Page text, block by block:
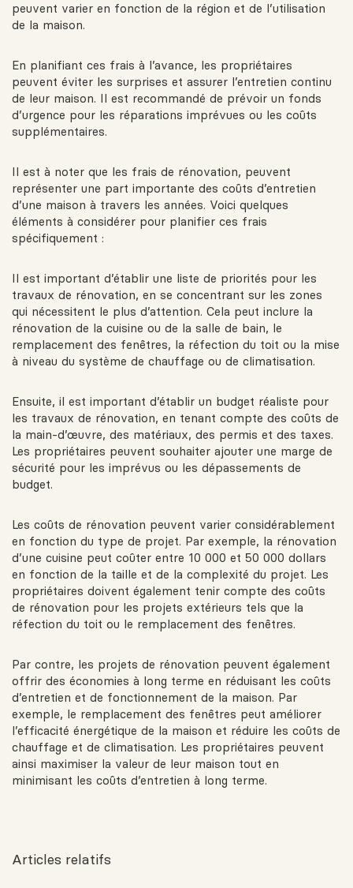
peuvent varier en fonction de la région et de l’utilisation
de la maison.
En planifiant ces frais à l’avance, les propriétaires
peuvent éviter les surprises et assurer l’entretien continu
de leur maison. Il est recommandé de prévoir un fonds
d’urgence pour les réparations imprévues ou les coûts
supplémentaires.
Il est à noter que les frais de rénovation, peuvent
représenter une part importante des coûts d’entretien
d’une maison à travers les années. Voici quelques
éléments à considérer pour planifier ces frais
spécifiquement :
Il est important d’établir une liste de priorités pour les
travaux de rénovation, en se concentrant sur les zones
qui nécessitent le plus d’attention. Cela peut inclure la
rénovation de la cuisine ou de la salle de bain, le
remplacement des fenêtres, la réfection du toit ou la mise
à niveau du système de chauffage ou de climatisation.
Ensuite, il est important d’établir un budget réaliste pour
les travaux de rénovation, en tenant compte des coûts de
la main-d’œuvre, des matériaux, des permis et des taxes.
Les propriétaires peuvent souhaiter ajouter une marge de
sécurité pour les imprévus ou les dépassements de
budget.
Les coûts de rénovation peuvent varier considérablement
en fonction du type de projet. Par exemple, la rénovation
d’une cuisine peut coûter entre 10 000 et 50 000 dollars
en fonction de la taille et de la complexité du projet. Les
propriétaires doivent également tenir compte des coûts
de rénovation pour les projets extérieurs tels que la
réfection du toit ou le remplacement des fenêtres.
Par contre, les projets de rénovation peuvent également
offrir des économies à long terme en réduisant les coûts
d’entretien et de fonctionnement de la maison. Par
exemple, le remplacement des fenêtres peut améliorer
l’efficacité énergétique de la maison et réduire les coûts de
chauffage et de climatisation. Les propriétaires peuvent
ainsi maximiser la valeur de leur maison tout en
minimisant les coûts d’entretien à long terme.
Articles relatifs